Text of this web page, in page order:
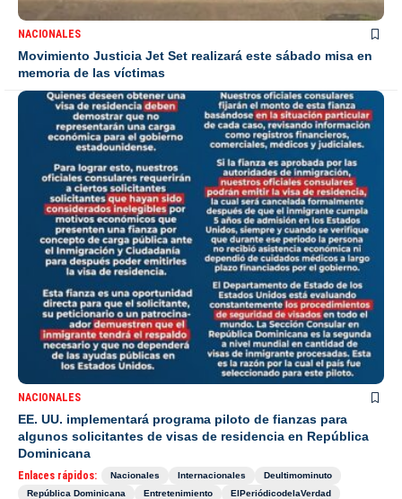
NACIONALES
Movimiento Justicia Jet Set realizará este sábado misa en
memoria de las víctimas
NACIONALES
EE. UU. implementará programa piloto de fianzas para
algunos solicitantes de visas de residencia en República
Dominicana
Enlaces rápidos: Nacionales Internacionales
Deultimominuto
República Dominicana
Entretenimiento
ElPeriódicodelaVerdad